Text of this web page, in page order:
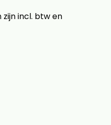
incl. btw en